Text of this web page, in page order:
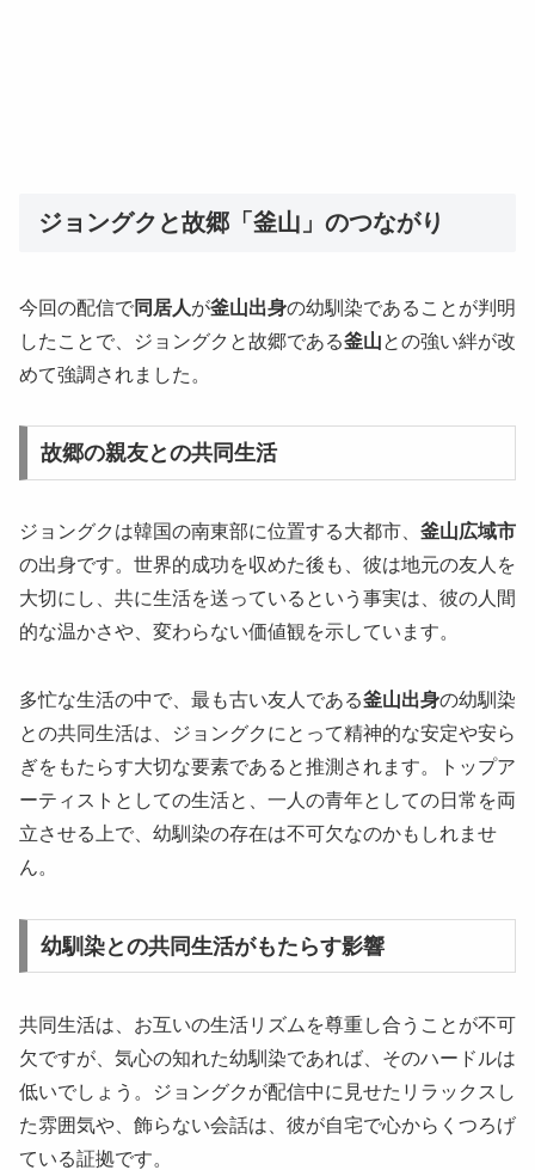
ジョングクと故郷「釜山」のつながり
今回の配信で同居人が釜山出身の幼馴染であることが判明
したことで、ジョングクと故郷である釜山との強い絆が改
めて強調されました。
故郷の親友との共同生活
ジョングクは韓国の南東部に位置する大都市、 釜山広域市
の出身です。世界的成功を収めた後も、彼は地元の友人を
大切にし、共に生活を送っているという事実は、彼の人間
的な温かさや、変わらない価値観を示しています。
多忙な生活の中で、最も古い友人である釜山出身の幼馴染
との共同生活は、ジョングクにとって精神的な安定や安ら
ぎをもたらす大切な要素であると推測されます。トップア
ーティストとしての生活と、一人の青年としての日常を両
立させる上で、幼馴染の存在は不可欠なのかもしれませ
ん。
幼馴染との共同生活がもたらす影響
共同生活は、お互いの生活リズムを尊重し合うことが不可
欠ですが、気心の知れた幼馴染であれば、そのハードルは
低いでしょう。ジョングクが配信中に見せたリラックスし
た雰囲気や、飾らない会話は、彼が自宅で心からくつろげ
ている証拠です。